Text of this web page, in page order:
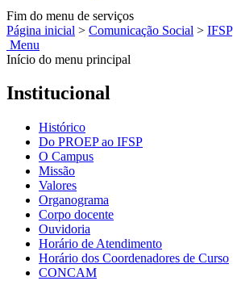
Fim do menu de serviços
Página inicial > Comunicação Social > IFSP
Menu
Início do menu principal
Institucional
Histórico
Do PROEP ao IFSP
O Campus
Missão
Valores
Organograma
Corpo docente
Ouvidoria
Horário de Atendimento
Horário dos Coordenadores de Curso
CONCAM